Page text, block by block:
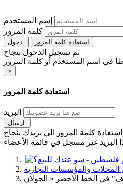
إسم المستخدم
كلمة المرور
استعادة كلمة المرور
تم تسجيل الدخول بنجاح
×
استعادة كلمة المرور
البريد
البريد غير مسجل في قائمة الأعضاء
المحلات والمؤسسات التجارية
في الخط الأخضر » الجولان